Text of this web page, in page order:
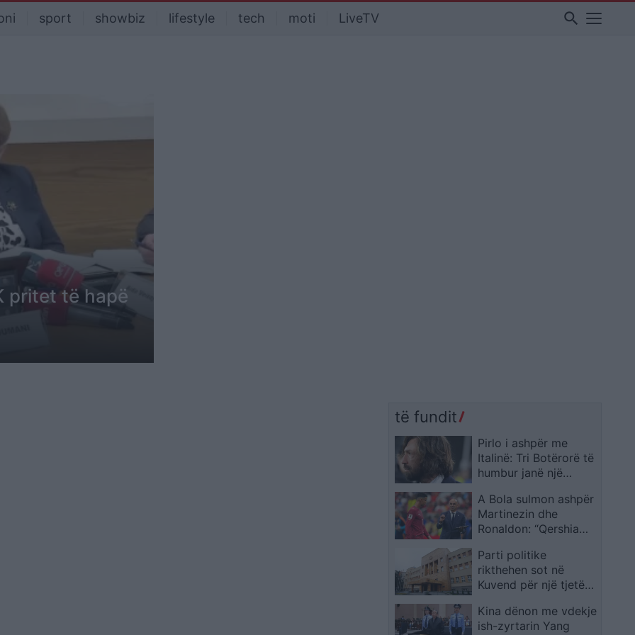
sport showbiz lifestyle tech moti LiveTV search
pritet të hapë
të fundit
Pirlo i ashpër me
Italinë: Tri Botërorë të
humbur janë një
merituar
A Bola sulmon ashpër
Martinezin dhe
Ronaldon: “Qershia
egos dhe arrogancës”
Parti politike
rikthehen sot në
Kuvend për një tjetër
marrëveshjeje për
Kodin Zgjedhor
Kina dënon me vdekje
ish-zyrtarin Yang